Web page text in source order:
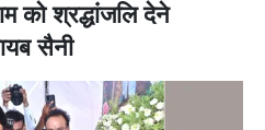
को श्रद्धांजलि देने
सैनी